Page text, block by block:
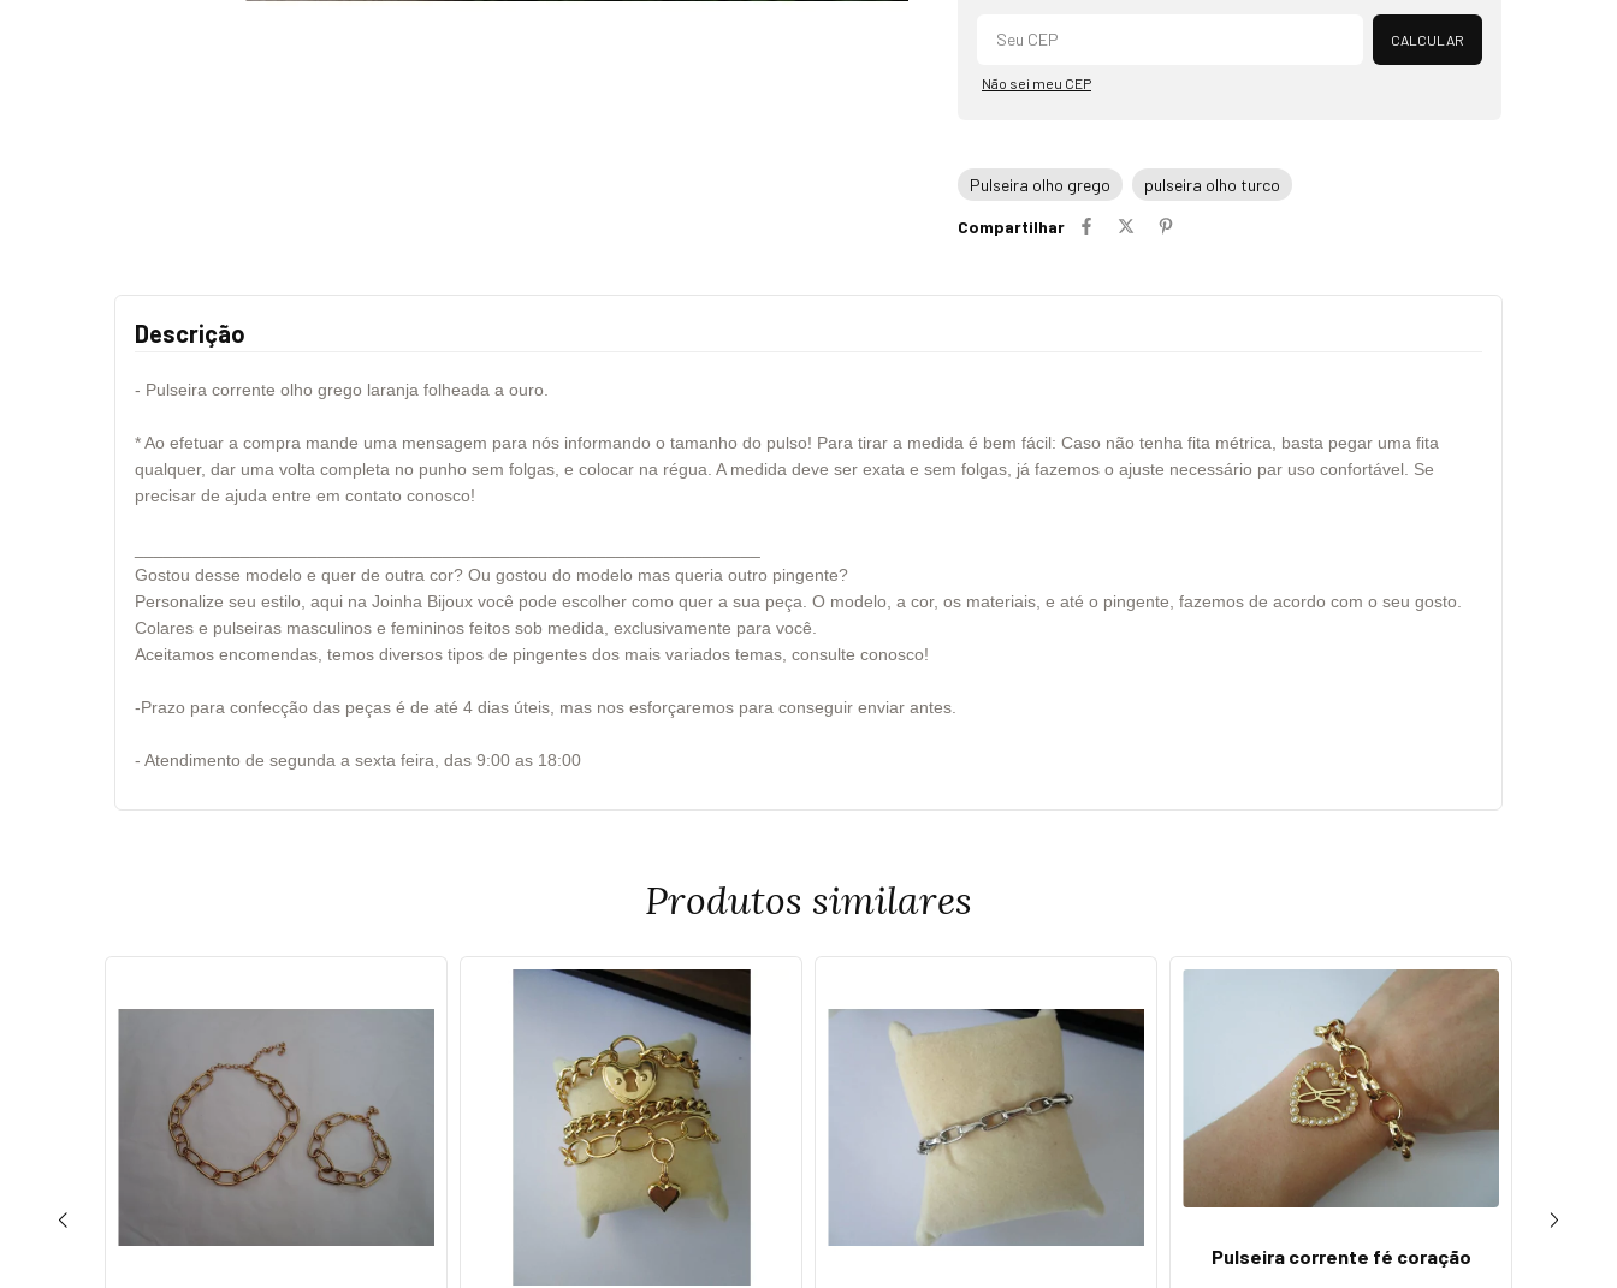
Alterar CEP
CALCULAR
Não sei meu CEP
Pulseira olho grego pulseira olho turco
Compartilhar
Descrição
- Pulseira corrente olho grego laranja folheada a ouro.
* Ao efetuar a compra mande uma mensagem para nós informando o tamanho do pulso! Para tirar a medida é bem fácil: Caso não tenha fita métrica, basta pegar uma fita
qualquer, dar uma volta completa no punho sem folgas, e colocar na régua. A medida deve ser exata e sem folgas, já fazemos o ajuste necessário par uso confortável. Se
precisar de ajuda entre em contato conosco!
Gostou desse modelo e quer de outra cor? Ou gostou do modelo mas queria outro pingente?
Personalize seu estilo, aqui na Joinha Bijoux você pode escolher como quer a sua peça. O modelo, a cor, os materiais, e até o pingente, fazemos de acordo com o seu gosto.
Colares e pulseiras masculinos e femininos feitos sob medida, exclusivamente para você.
Aceitamos encomendas, temos diversos tipos de pingentes dos mais variados temas, consulte conosco!
-Prazo para confecção das peças é de até 4 dias úteis, mas nos esforçaremos para conseguir enviar antes.
- Atendimento de segunda a sexta feira, das 9:00 as 18:00
Produtos similares
Pulseira corrente fé coração